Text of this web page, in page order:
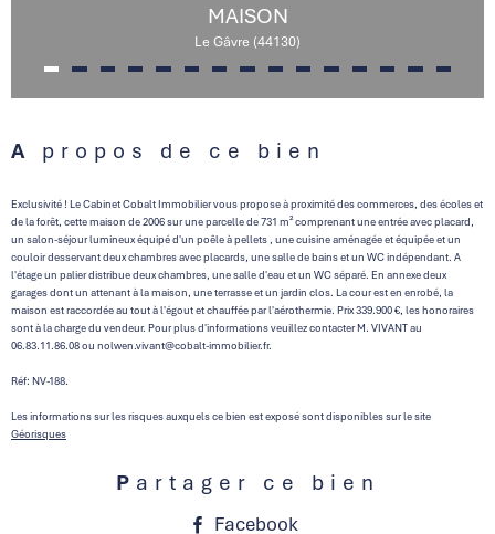
MAISON
Le Gâvre (44130)
A propos de ce bien
Exclusivité ! Le Cabinet Cobalt Immobilier vous propose à proximité des commerces, des écoles et
de la forêt, cette maison de 2006 sur une parcelle de 731 m² comprenant une entrée avec placard,
un salon-séjour lumineux équipé d'un poêle à pellets , une cuisine aménagée et équipée et un
couloir desservant deux chambres avec placards, une salle de bains et un WC indépendant. A
l'étage un palier distribue deux chambres, une salle d'eau et un WC séparé. En annexe deux
garages dont un attenant à la maison, une terrasse et un jardin clos. La cour est en enrobé, la
maison est raccordée au tout à l'égout et chauffée par l'aérothermie. Prix 339.900 €, les honoraires
sont à la charge du vendeur. Pour plus d'informations veuillez contacter M. VIVANT au
06.83.11.86.08 ou nolwen.vivant@cobalt-immobilier.fr.
Réf: NV-188.
Les informations sur les risques auxquels ce bien est exposé sont disponibles sur le site
Géorisques
Partager ce bien
Facebook